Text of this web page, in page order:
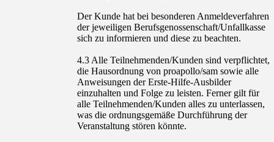
Der Kunde hat bei besonderen Anmeldeverfahren
der jeweiligen Berufsgenossenschaft/Unfallkasse
sich zu informieren und diese zu beachten.
4.3 Alle Teilnehmenden/Kunden sind verpflichtet,
die Hausordnung von proapollo/sam sowie alle
Anweisungen der Erste-Hilfe-Ausbilder
einzuhalten und Folge zu leisten. Ferner gilt für
alle Teilnehmenden/Kunden alles zu unterlassen,
was die ordnungsgemäße Durchführung der
Veranstaltung stören könnte.